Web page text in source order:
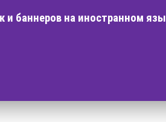
и баннеров на иностранном